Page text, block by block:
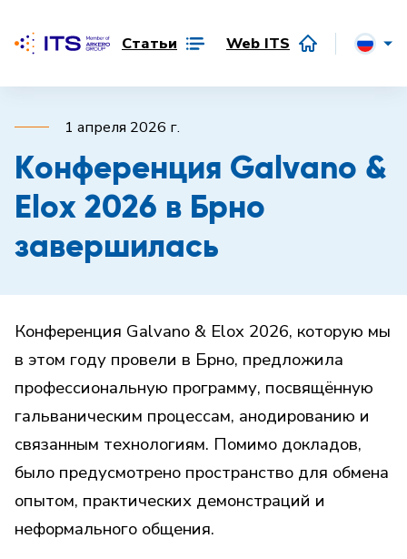
Статьи Web ITS
1 апреля 2026 г.
Конференция Galvano &
Elox 2026 в Брно
завершилась
Конференция Galvano & Elox 2026, которую мы
в этом году провели в Брно, предложила
профессиональную программу, посвящённую
гальваническим процессам, анодированию и
связанным технологиям. Помимо докладов,
было предусмотрено пространство для обмена
опытом, практических демонстраций и
неформального общения.